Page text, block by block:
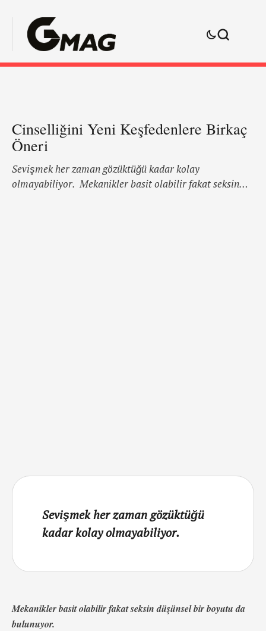
Cinselliğini Yeni Keşfedenlere Birkaç
Öneri
Sevişmek her zaman gözüktüğü kadar kolay
olmayabiliyor. Mekanikler basit olabilir fakat seksin
Sevişmek her zaman gözüktüğü
kadar kolay olmayabiliyor.
Mekanikler basit olabilir fakat seksin düşünsel bir boyutu da
bulunuyor.